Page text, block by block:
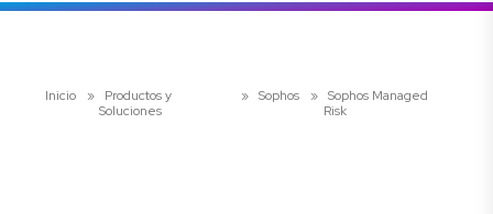
Inicio »
Productos y
Soluciones
» Sophos » Sophos Managed
Risk